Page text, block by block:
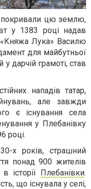
покривали цю землю,
у 1383 році надав
«Княжа Лука» Василю
для майбутньої
дарчій грамоті, став
нападів татар,
але завжди
є існування села
у Плебанівку
році.
х років, страшний
понад 900 жителів
історії Плебанівки.
що існувала у селі,